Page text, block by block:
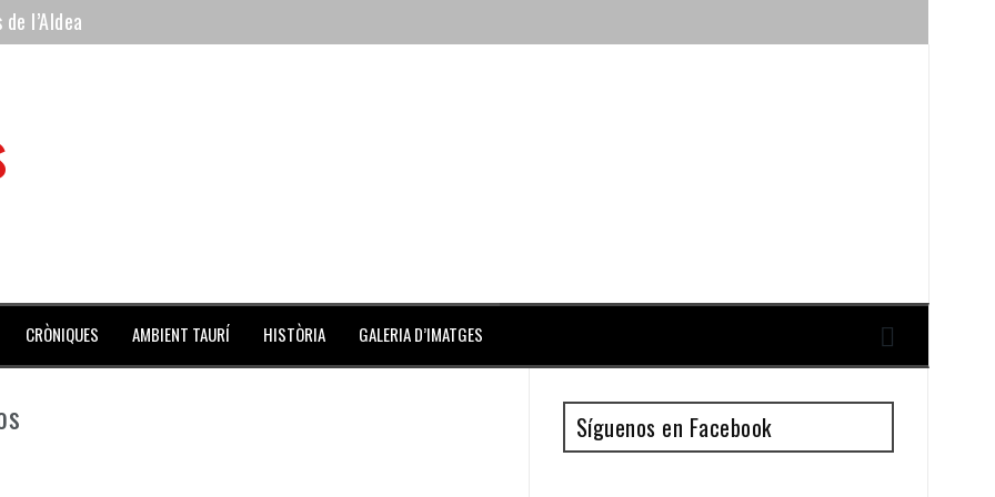
l’Aldea
premiado como el novillo más bravo en San Adrián
CRÒNIQUES AMBIENT TAURÍ HISTÒRIA GALERIA D’IMATGES
Síguenos en Facebook